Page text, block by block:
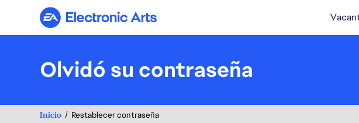
Electronic Arts
Olvidó su contraseña
Inicio Restablecer contraseña